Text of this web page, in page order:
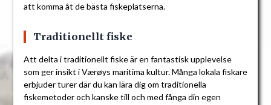
att komma åt de bästa fiskeplatserna.
Traditionellt fiske
Att delta i traditionellt fiske är en fantastisk upplevelse
som ger insikt i Værøys maritima kultur. Många lokala fiskare
erbjuder turer där du kan lära dig om traditionella
fiskemetoder och kanske till och med fånga din egen